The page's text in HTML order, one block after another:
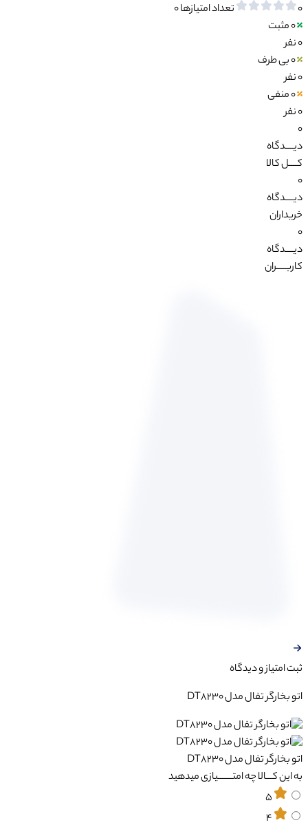
0 تعداد امتیازها0
0مثبت
0 نفر
0بی طرف
0 نفر
0منفی
0 نفر
0
دیــــدگاه
کــــل کالا
0
دیــــدگاه
خریداران
0
دیــــدگاه
کاربـــــران
ثبت‌ امتیاز‌ و‌ دیدگاه
اتو بخارگر تفال مدل DT8230
اتو بخارگر تفال مدل DT8230
به این کـــالا چه امتـــــــیازی میدهید